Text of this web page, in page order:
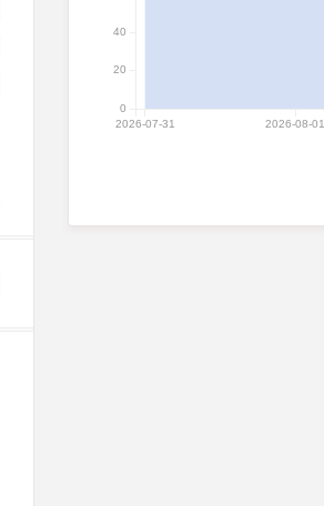
2026-07-31 2026-08-01
0
20
40